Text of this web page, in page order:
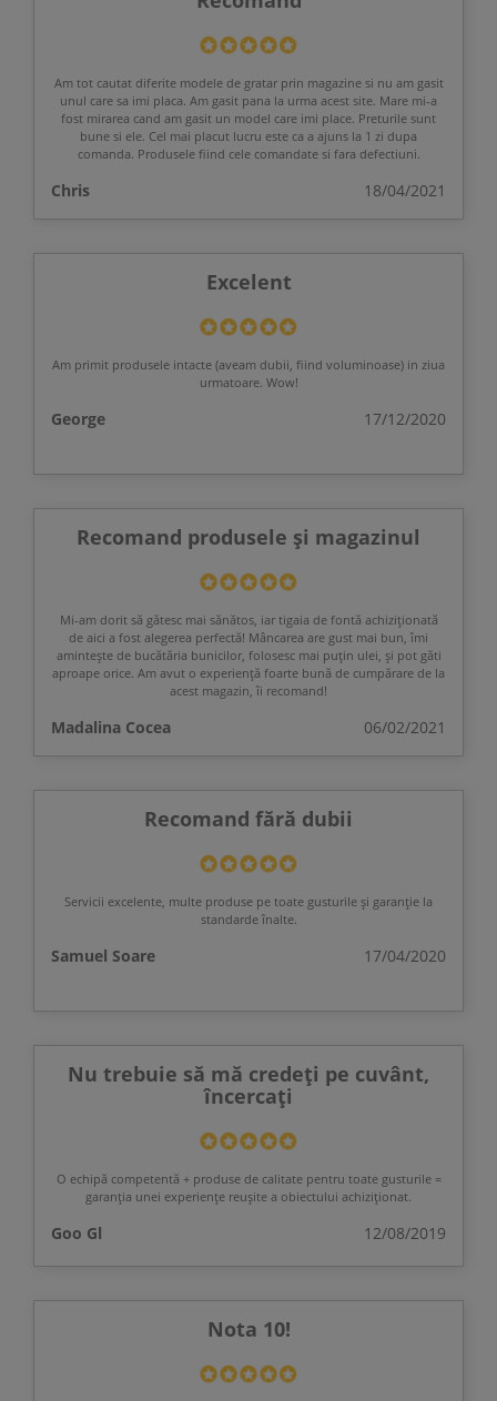
Am tot cautat diferite modele de gratar prin magazine si nu am gasit
unul care sa imi placa. Am gasit pana la urma acest site. Mare mi-a
fost mirarea cand am gasit un model care imi place. Preturile sunt
bune si ele. Cel mai placut lucru este ca a ajuns la 1 zi dupa
comanda. Produsele fiind cele comandate si fara defectiuni.
Chris 18/04/2021
Excelent
Am primit produsele intacte (aveam dubii, fiind voluminoase) in ziua
urmatoare. Wow!
George 17/12/2020
Recomand produsele și magazinul
Mi-am dorit să gătesc mai sănătos, iar tigaia de fontă achiziționată
de aici a fost alegerea perfectă! Mâncarea are gust mai bun, îmi
amintește de bucătăria bunicilor, folosesc mai puțin ulei, și pot găti
aproape orice. Am avut o experiență foarte bună de cumpărare de la
acest magazin, îi recomand!
Madalina Cocea 06/02/2021
Recomand fără dubii
Servicii excelente, multe produse pe toate gusturile și garanție la
standarde înalte.
Samuel Soare 17/04/2020
Nu trebuie să mă credeți pe cuvânt,
încercați
O echipă competentă + produse de calitate pentru toate gusturile =
garanția unei experiențe reușite a obiectului achiziționat.
Goo Gl 12/08/2019
Nota 10!